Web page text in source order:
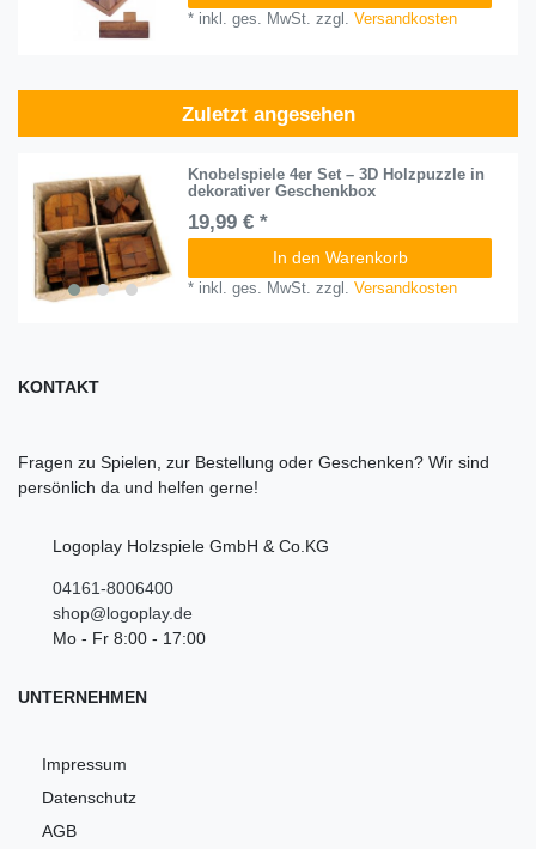
* inkl. ges. MwSt. zzgl.Versandkosten
Zuletzt angesehen
Knobelspiele 4er Set – 3D Holzpuzzle in
dekorativer Geschenkbox
19,99 € *
In den Warenkorb
* inkl. ges. MwSt. zzgl.Versandkosten
KONTAKT
Fragen zu Spielen, zur Bestellung oder Geschenken? Wir sind
persönlich da und helfen gerne!
Logoplay Holzspiele GmbH & Co.KG
04161-8006400
shop@logoplay.de
Mo - Fr 8:00 - 17:00
UNTERNEHMEN
Impressum
Datenschutz
AGB